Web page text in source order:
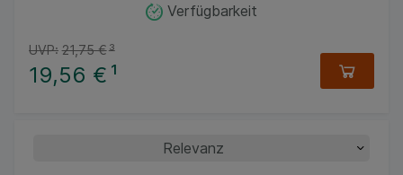
Verfügbarkeit
19,56 € ¹
UVP: 21,75 €³